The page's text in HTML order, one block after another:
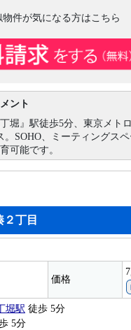
物件が気になる方はこちら
ント
堀』駅徒歩5分、東京メト
。SOHO、ミーティングス
可能です。
丁目
価格
堀駅 徒歩 5分
5分